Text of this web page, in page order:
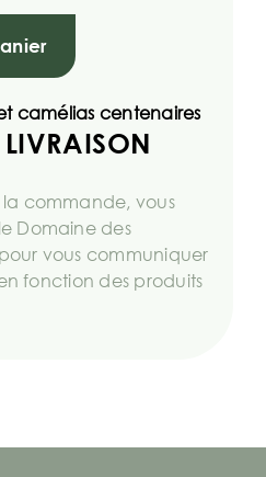
camélias centenaires
LIVRAISON
commande, vous
Domaine des
vous communiquer
fonction des produits